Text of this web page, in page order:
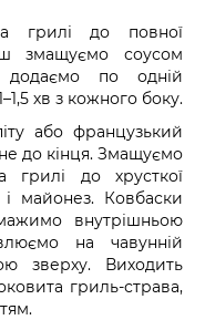
грилі до повної
змащуємо соусом
по одній
хв з кожного боку.
або французький
до кінця. Змащуємо
грилі до хрусткої
майонез. Ковбаски
внутрішньою
на чавунній
зверху. Виходить
гриль-страва,